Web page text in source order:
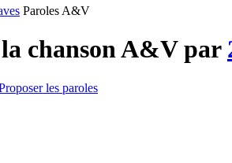
Paroles A&V
chanson A&V par
les paroles